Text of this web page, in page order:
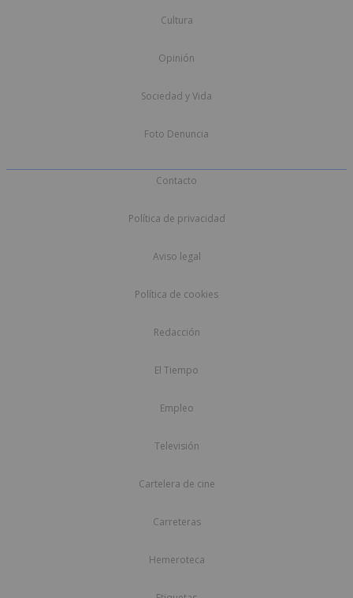
Cultura
Opinión
Sociedad y Vida
Foto Denuncia
Contacto
Política de privacidad
Aviso legal
Política de cookies
Redacción
El Tiempo
Empleo
Televisión
Cartelera de cine
Carreteras
Hemeroteca